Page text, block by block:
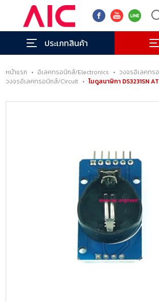
ประเภทสินค้า
หน้าแรก • อิเลคทรอนิกส์/Electronics • วงจรอิเลคทร
วงจรอิเลคทรอนิกส์/Circuit • โมดูลนาฬิกา DS3231SN